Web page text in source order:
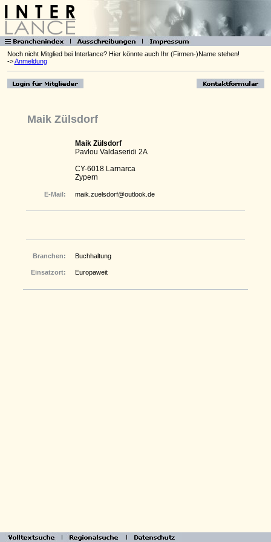
Noch nicht Mitglied bei Interlance? Hier könnte auch Ihr (Firmen-)Name stehen!
->Anmeldung
Maik Zülsdorf
Maik Zülsdorf
Pavlou Valdaseridi 2A
CY-6018 Larnarca
Zypern
E-Mail: maik.zuelsdorf@outlook.de
Branchen: Buchhaltung
Einsatzort: Europaweit